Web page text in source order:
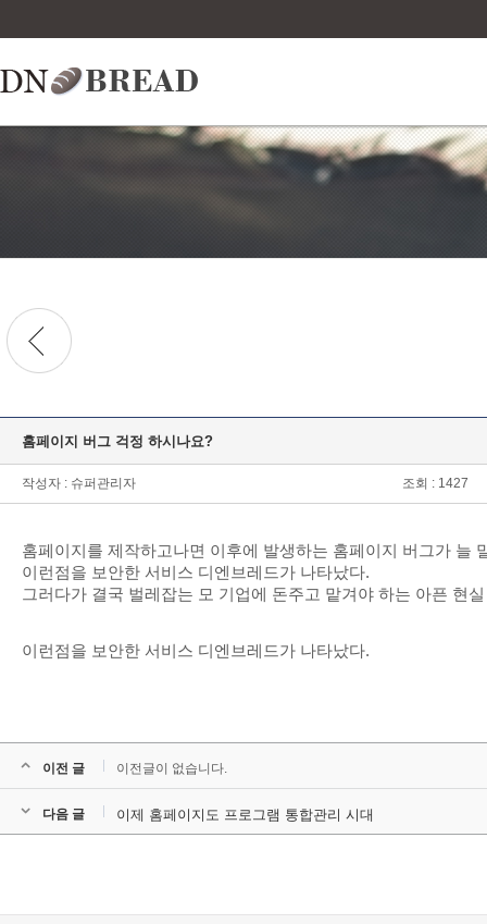
홈페이지 버그 걱정 하시나요?
작성자 : 슈퍼관리자 조회 : 1427
홈페이지를 제작하고나면 이후에 발생하는 홈페이지 버그가 늘
이런점을 보안한 서비스 디엔브레드가 나타났다.
그러다가 결국 벌레잡는 모 기업에 돈주고 맡겨야 하는 아픈 현
이런점을 보안한 서비스 디엔브레드가 나타났다.​
이전 글 이전글이 없습니다.
다음 글 이제 홈페이지도 프로그램 통합관리 시대